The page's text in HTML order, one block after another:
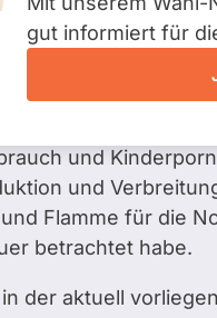
gut informiert für
und
und
Flamme für die
betrachtet habe.
der aktuell